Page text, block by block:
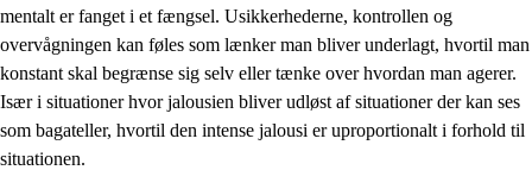
mentalt er fanget i et fængsel. Usikkerhederne, kontrollen og
overvågningen kan føles som lænker man bliver underlagt, hvortil man
konstant skal begrænse sig selv eller tænke over hvordan man agerer.
Især i situationer hvor jalousien bliver udløst af situationer der kan ses
som bagateller, hvortil den intense jalousi er uproportionalt i forhold til
situationen.